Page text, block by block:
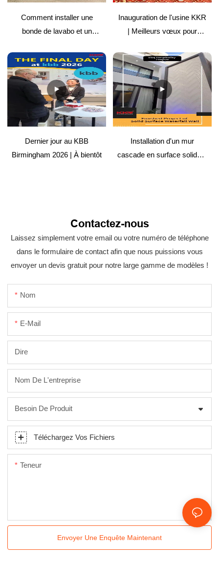
Comment installer une
bonde de lavabo et un
| Guide facile
Inauguration de l'usine KKR
| Meilleurs vœux pour
Dernier jour au KBB
Birmingham 2026 | À bientôt
Installation d'un mur
cascade en surface solide –
Contactez-nous
Laissez simplement votre email ou votre numéro de téléphone
dans le formulaire de contact afin que nous puissions vous
envoyer un devis gratuit pour notre large gamme de modèles !
Nom
E-Mail
Dire
Nom De L'entreprise
Besoin De Produit
Téléchargez Vos Fichiers
Teneur
Envoyer Une Enquête Maintenant